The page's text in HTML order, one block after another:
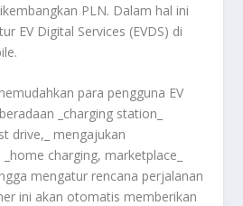
PLN. Dalam hal ini
EV Digital Services (EVDS) di
para pengguna EV
_charging station_
drive,_ mengajukan
charging, marketplace_
mengatur rencana perjalanan
ini akan otomatis memberikan